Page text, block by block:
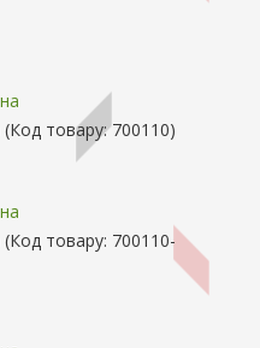
(Код товару:700110)
(Код товару: 700110-